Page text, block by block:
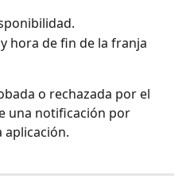
hora de fin de la franja
o rechazada por el
una notificación por
aplicación.